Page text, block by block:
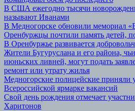
В США ежегодно тысячи
называют Иванами
В Медногорске обновили мемориал
Оренбуржцы почтили память детей,
В Оренбуржье развивается
Жители Бугуруслана и его района,
июньских ливней, могут подать
ремонт или утрату жилья
Медногорские полицейские приняли
Всероссийской ярмарке вакансий
Свой день рождения отмечает
Харитонов